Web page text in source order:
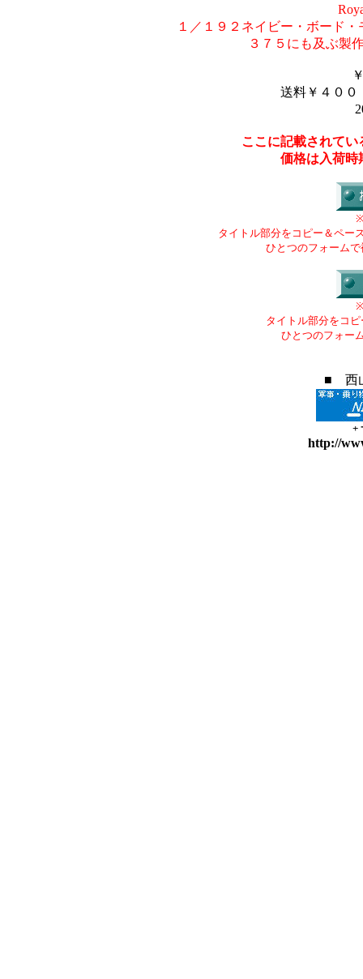
１／１９２ネイビー・ボード
３７５にも及ぶ製
送料￥４００
ここに記載されて
価格は入荷時
タイトル部分をコピー＆ペー
ひとつのフォーム
タイトル部分をコ
ひとつのフォー
■ 西
+
http://